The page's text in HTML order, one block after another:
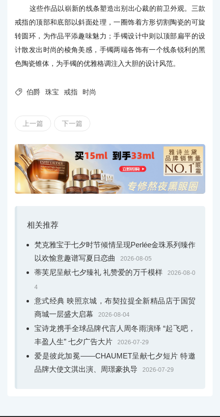
这些作品以崭新的线条塑造出别出心裁的前卫外观。三款
戒指的顶部和底部以斜面处理，一圈饰着方形切割陶瓷的可旋
转圆环，为作品平添趣味魅力；手镯设计中则以顶部扁平的设
计散发出时尚的棱角美感，手镯两端各饰有一个线条锐利的黑
色陶瓷锥体，为手镯的优雅格调注入大胆的设计风范。
 伯爵 珠宝 戒指 时尚
上一篇 下一篇
相关推荐
梵克雅宝于七夕时节倾情呈现Perlée金珠系列臻作
以欢愉意趣谱写夏日恋曲
2026-08-05
蒂芙尼呈献七夕臻礼 礼赞爱的万千模样 2026-08-0
4
意式经典 映照京城，布契拉提全新精品店于国贸
商城一层盛大启幕
2026-08-04
宝诗龙携手全球品牌代言人周冬雨演绎 “起飞吧，
丰盈人生” 七夕广告大片
2026-07-29
爱是彼此加冕——CHAUMET呈献七夕短片 特邀
品牌大使文淇出演、周璟豪执导
2026-07-29